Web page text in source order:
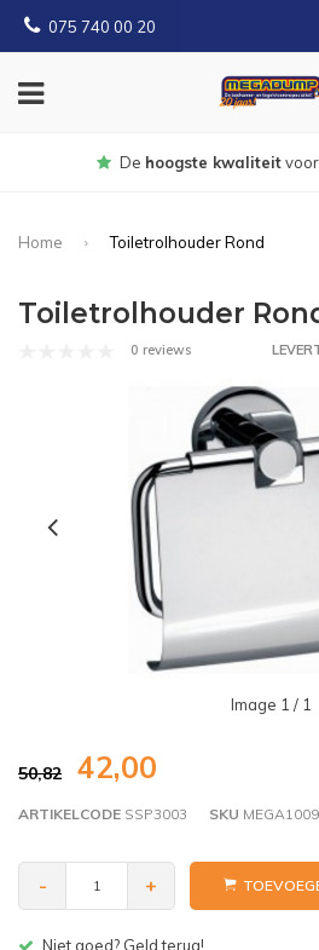
075 740 00 20
Gratisbezorgd
Home
Toiletrolhouder Rond
Toiletrolhouder
0 reviews
Image 1 / 1
50,82 42,00
ARTIKELCODE SSP3003 SKU
- +
Gratis bezorgen v.a. € 150,- (NL)